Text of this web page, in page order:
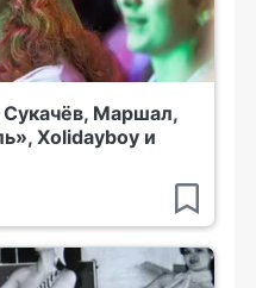
Маршал,
Xolidayboy и